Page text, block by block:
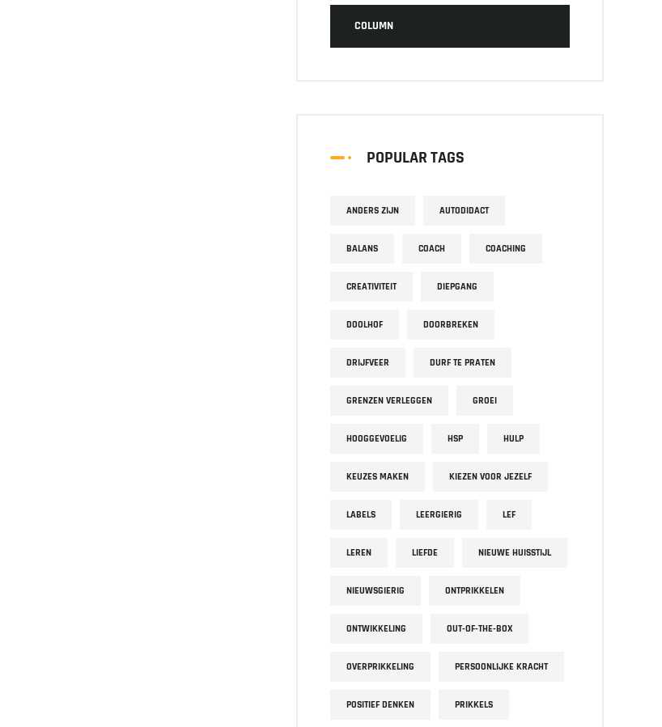
COLUMN
POPULAR TAGS
ANDERS ZIJN AUTODIDACT
BALANS COACH COACHING
CREATIVITEIT DIEPGANG
DOOLHOF DOORBREKEN
DRIJFVEER DURF TE PRATEN
GRENZEN VERLEGGEN GROEI
HOOGGEVOELIG HSP HULP
KEUZES MAKEN KIEZEN VOOR JEZELF
LABELS LEERGIERIG LEF
LEREN LIEFDE NIEUWE HUISSTIJL
NIEUWSGIERIG ONTPRIKKELEN
ONTWIKKELING OUT-OF-THE-BOX
OVERPRIKKELING PERSOONLIJKE KRACHT
POSITIEF DENKEN PRIKKELS